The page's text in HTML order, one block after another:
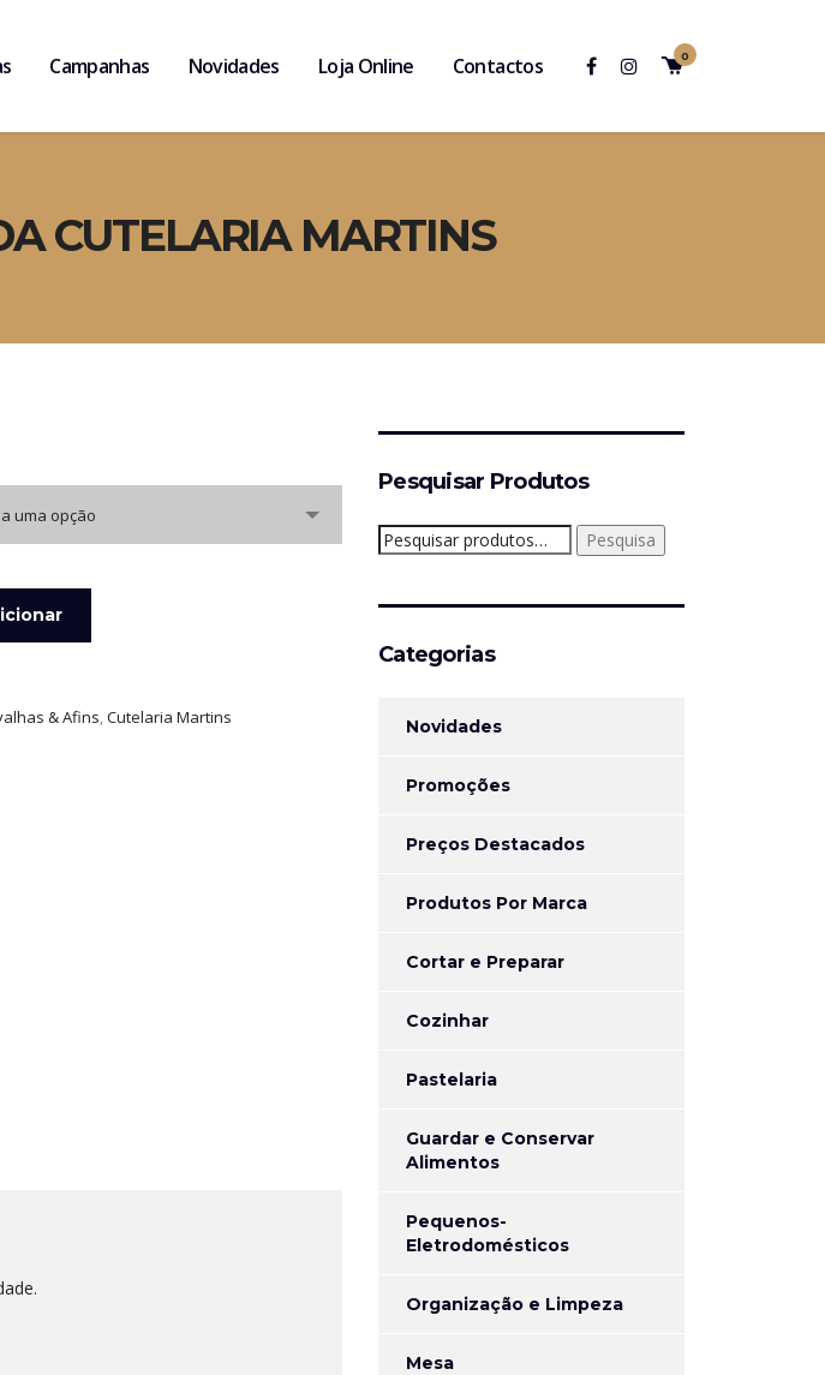
0
Campanhas Novidades Loja Online Contactos
CUTELARIA MARTINS
uma opção
& Afins,Cutelaria Martins
Pesquisar Produtos
Pesquisar
por:
Pesquisa
Categorias
Novidades
Promoções
Preços Destacados
Produtos Por Marca
Cortar e Preparar
Cozinhar
Pastelaria
Guardar e Conservar
Alimentos
Pequenos-
Eletrodomésticos
Organização e Limpeza
Mesa